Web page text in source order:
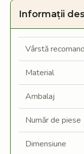
Informații
Vârstă
Material
Ambalaj
Număr de piese
Dimensiune